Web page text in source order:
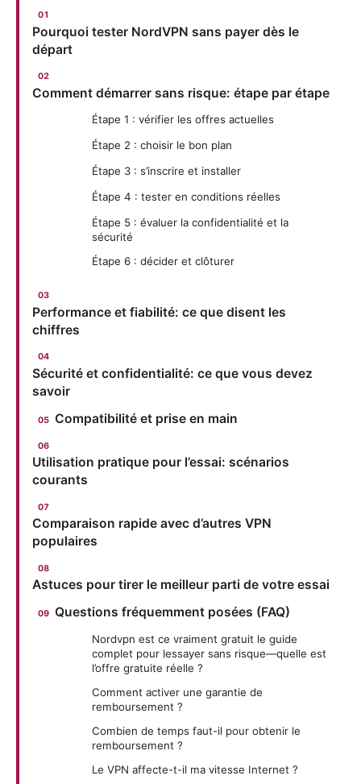
Pourquoi tester NordVPN sans payer dès le
départ
Comment démarrer sans risque: étape par étape
Étape 1 : vérifier les offres actuelles
Étape 2 : choisir le bon plan
Étape 3 : s’inscrire et installer
Étape 4 : tester en conditions réelles
Étape 5 : évaluer la confidentialité et la
sécurité
Étape 6 : décider et clôturer
Performance et fiabilité: ce que disent les
chiffres
Sécurité et confidentialité: ce que vous devez
savoir
Compatibilité et prise en main
Utilisation pratique pour l’essai: scénarios
courants
Comparaison rapide avec d’autres VPN
populaires
Astuces pour tirer le meilleur parti de votre essai
Questions fréquemment posées (FAQ)
Nordvpn est ce vraiment gratuit le guide
complet pour lessayer sans risque—quelle est
l’offre gratuite réelle ?
Comment activer une garantie de
remboursement ?
Combien de temps faut-il pour obtenir le
remboursement ?
Le VPN affecte-t-il ma vitesse Internet ?